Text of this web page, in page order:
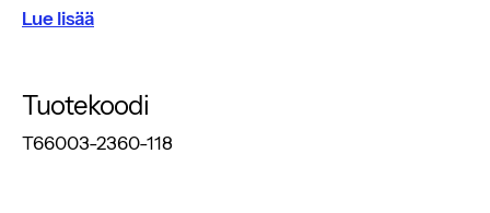
Lue lisää
Tuotekoodi
T66003-2360-118